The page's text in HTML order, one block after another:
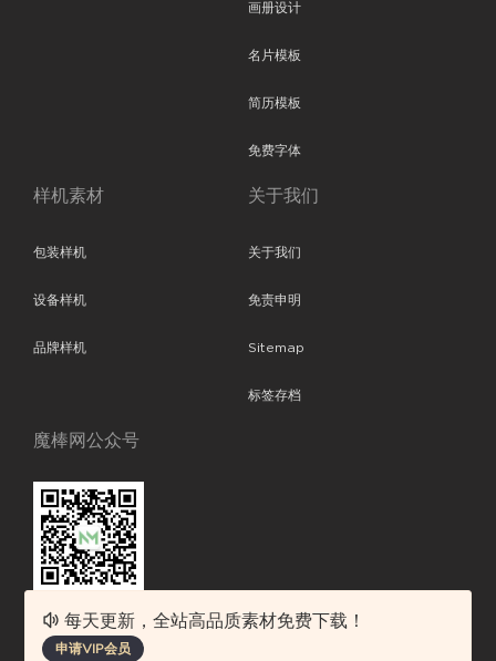
画册设计
名片模板
简历模板
免费字体
样机素材
包装样机
设备样机
品牌样机
关于我们
关于我们
免责申明
Sitemap
标签存档
魔棒网公众号
魔棒网提供优质设计模板下载，分享优秀的设计。素材包含了APP设计、
每天更新，全站高品质素材免费下载！
申请VIP会员